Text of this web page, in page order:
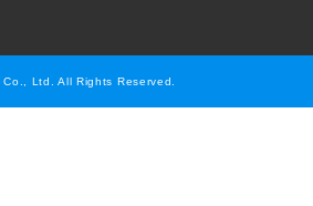
Ltd. All Rights Reserved.